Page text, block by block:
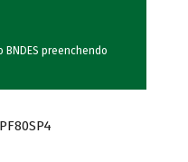
preenchendo